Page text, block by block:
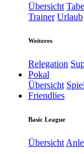
Übersicht
Trainer Urlaub
Weiteres
Relegation
Pokal
Übersicht
Friendlies
Basic League
Übersicht